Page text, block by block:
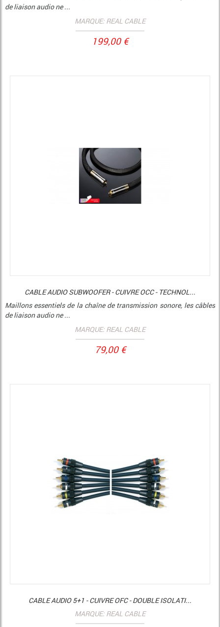
de liaison audio ne ...
MARQUE: REAL CABLE
199,00 €
CABLE AUDIO SUBWOOFER - CUIVRE OCC - TECHNOL...
Maillons essentiels de la chaîne de transmission sonore, les câbles
de liaison audio ne ...
MARQUE: REAL CABLE
79,00 €
CABLE AUDIO 5+1 - CUIVRE OFC - DOUBLE ISOLATI...
MARQUE: REAL CABLE